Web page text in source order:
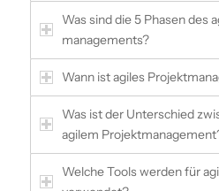
Was sind die 5 Phasen des
managements?
Wann ist agiles
Was ist der Unterschied
agilem
Welche Tools werden für